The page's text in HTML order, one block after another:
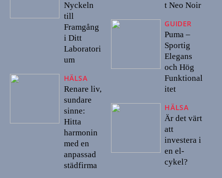
Nyckeln
till
Framgång
i Ditt
Laboratori
um
HÄLSA
Renare liv,
sundare
sinne:
Hitta
harmonin
med en
anpassad
städfirma
t Neo Noir
GUIDER
Puma –
Sportig
Elegans
och Hög
Funktional
itet
HÄLSA
Är det värt
att
investera i
en el-
cykel?